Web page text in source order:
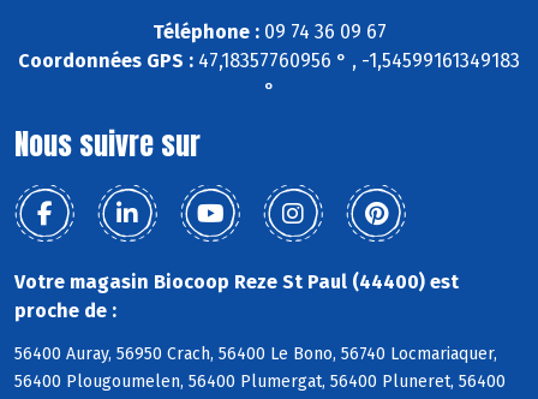
Téléphone :09 74 36 09 67
Coordonnées GPS : 47,18357760956 ° , -1,54599161349183
°
Nous suivre sur
Votre magasin Biocoop Reze St Paul (44400) est
proche de :
56400 Auray, 56950 Crach, 56400 Le Bono, 56740 Locmariaquer,
56400 Plougoumelen, 56400 Plumergat, 56400 Pluneret, 56400